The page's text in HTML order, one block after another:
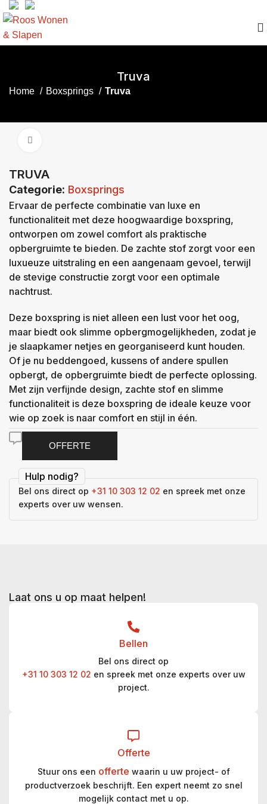
Truva
Home Boxsprings Truva
TRUVA
Categorie: Boxsprings
Ervaar de perfecte combinatie van luxe en
functionaliteit met deze hoogwaardige boxspring,
ontworpen om zowel comfort als praktische
opbergruimte te bieden. De zachte stof zorgt voor een
luxueuze uitstraling en een aangenaam gevoel, terwijl
de stevige constructie zorgt voor een optimale
nachtrust.
Deze boxspring is niet alleen een lust voor het oog,
maar biedt ook slimme opbergmogelijkheden, zodat je
je slaapkamer netjes en georganiseerd kunt houden.
Of je nu beddengoed, kussens of andere spullen
opbergt, de opbergruimte biedt de perfecte oplossing.
Met zijn verfijnde design, zachte stof en slimme
functionaliteit is deze boxspring de ideale keuze voor
wie op zoek is naar comfort en stijl in één.
OFFERTE
Hulp nodig?
Bel ons direct op +31 10 303 12 02 en spreek met onze
experts over uw wensen.
Laat ons u op maat helpen!
Bellen
Bel ons direct op
+31 10 303 12 02 en spreek met onze experts over uw
project.
Offerte
Stuur ons een offerte waarin u uw project- of
productverzoek beschrijft. Een expert neemt zo snel
mogelijk contact met u op.